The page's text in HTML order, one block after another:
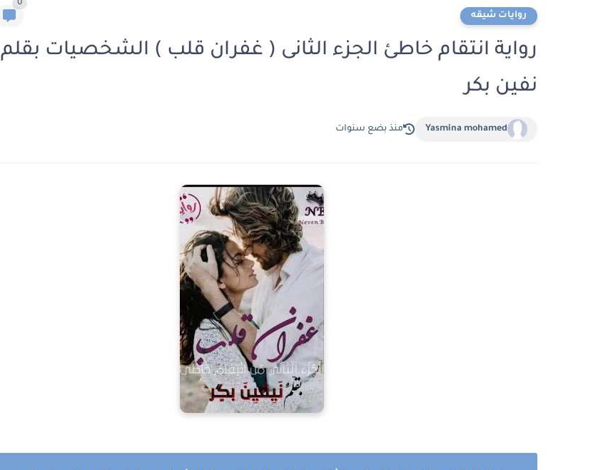
روايات شيقه
0
رواية انتقام خاطئ الجزء الثانى ( غفران قلب ) الشخصيات بقلم
نفين بكر
Yasmina mohamed منذ بضع سنوات